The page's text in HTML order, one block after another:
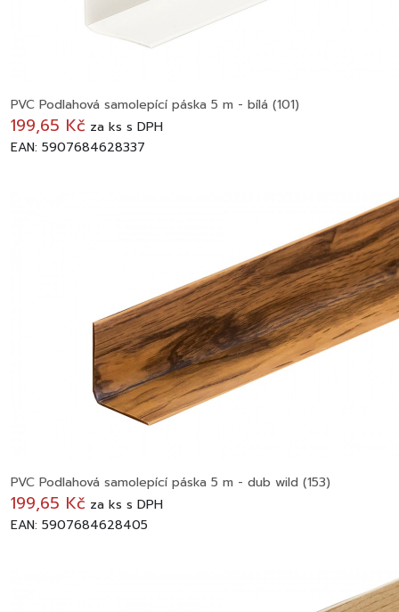
PVC Podlahová samolepící páska 5 m - bílá (101)
199,65 Kč za ks s DPH
EAN: 5907684628337
PVC Podlahová samolepící páska 5 m - dub wild (153)
199,65 Kč za ks s DPH
EAN: 5907684628405